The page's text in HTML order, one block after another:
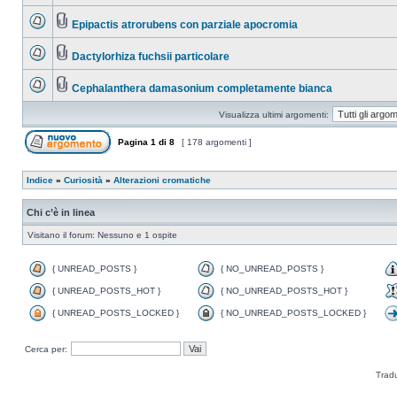
Epipactis atrorubens con parziale apocromia
Dactylorhiza fuchsii particolare
Cephalanthera damasonium completamente bianca
Visualizza ultimi argomenti:
Pagina 1 di 8 [ 178 argomenti ]
Indice » Curiosità » Alterazioni cromatiche
Chi c’è in linea
Visitano il forum: Nessuno e 1 ospite
{ UNREAD_POSTS } { NO_UNREAD_POSTS }
{ UNREAD_POSTS_HOT } { NO_UNREAD_POSTS_HOT }
{ UNREAD_POSTS_LOCKED } { NO_UNREAD_POSTS_LOCKED }
Cerca per: